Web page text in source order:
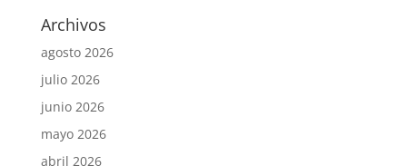
Archivos
agosto 2026
julio 2026
junio 2026
mayo 2026
abril 2026